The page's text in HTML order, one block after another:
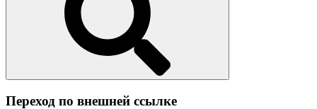
Переход по внешней ссылке